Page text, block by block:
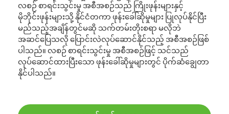
လစဉ် စာရင်းသွင်းမှု အစီအစဉ်သည် ကြိုးဖုန်းများနှင့်
မိုဘိုင်းဖုန်းများသို့ နိုင်ငံတကာ ဖုန်းခေါ်ဆိုမှုများ ပြုလုပ်နိုင်ပြီး
မည်သည့်အချိန်တွင်မဆို သက်တမ်းတိုးစရာ မလိုဘဲ
အဆင်ပြေသလို ပြောင်းလဲလုပ်ဆောင်နိုင်သည့် အစီအစဉ်ဖြစ်
ပါသည်။ လစဉ် စာရင်းသွင်းမှု အစီအစဉ်ဖြင့် သင်သည်
လုပ်ဆောင်ထားပြီးသော ဖုန်းခေါ်ဆိုမှုများတွင် ပိုက်ဆံချွေတာ
နိုင်ပါသည်။